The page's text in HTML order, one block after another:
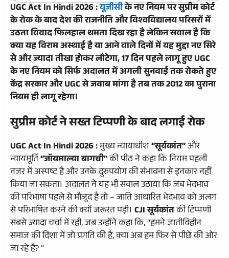
UGC Act In Hindi 2026 :यूजीसीके नए नियम पर सुप्रीम कोर्ट
के रोक के बाद देश की राजनीति और विश्वविद्यालय परिसरों में
उठता विवाद फिलहाल थमता दिख रहा है लेकिन सवाल है कि
क्या यह विराम अस्थाई है या आने वाले दिनों में यह मुद्दा नए सिरे
से और ज्यादा तीखा होकर लौटेगा, 17 दिन पहले लागू हुए UGC
के नए नियम को सिर्फ अदालत में अगली सुनवाई तक रोकते हुए
केंद्र सरकार औरUGCसे जवाब मांगा है तब तक 2012 का पुराना
नियम ही लागू रहेगा।
सुप्रीम कोर्ट ने सख्त टिप्पणी के बाद लगाई रोक
UGC Act In Hindi 2026 :मुख्य न्यायाधीश“सूर्यकांत”और
न्यायमूर्ति“जॉयमाल्या बागची”की पीठ ने कहा कि नियम पहली
नजर में अस्पष्ट है और उनके दुरुपयोग की संभावना से इनकार नहीं
किया जा सकता। अदालत ने यह भी सवाल उठाया कि जब भेदभाव
की परिभाषा पहले से मौजूद है तो – जाति आधारित भेदभाव को अलग
से परिभाषित करने की क्यों जरूरत पड़ी। CJI सूर्यकांतकी टिप्पणी
सबसे ज्यादा चर्चा में रही, जब उन्होंने कहा कि, “हमने जातीविहीन
समाज की दिशा में जो प्रगति की है, क्या अब हम फिर से पीछे की ओर
जा रहे हैं? “